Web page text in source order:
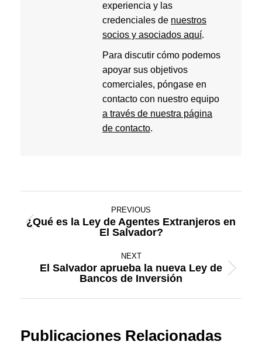
experiencia y las
credenciales de nuestros
socios y asociados aquí.
Para discutir cómo podemos
apoyar sus objetivos
comerciales, póngase en
contacto con nuestro equipo
a través de nuestra página
de contacto.
navigationPREVIOUS
Previous
¿Qué es la Ley de Agentes Extranjeros en
El Salvador?
NEXT
Next
El Salvador aprueba la nueva Ley de
Bancos de Inversión
Publicaciones Relacionadas